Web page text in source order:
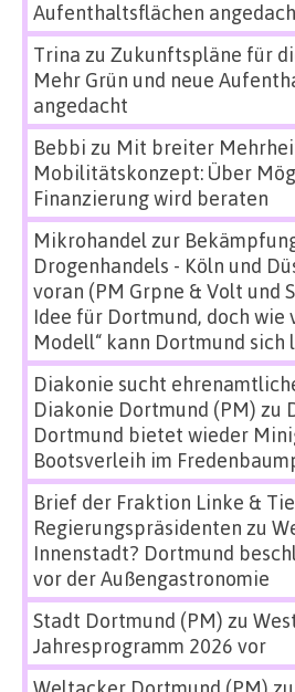
Aufenthaltsflächen
Trina zu Zukunftspläne für
Mehr Grün und neue
angedacht
Bebbi zu Mit breiter
Mobilitätskonzept: Über
Finanzierung wird beraten
Mikrohandel zur
Drogenhandels - Köln und
voran (PM Grpne & Volt und
Idee für Dortmund, doch wie
Modell“ kann Dortmund sich
Diakonie sucht
Diakonie Dortmund (PM) zu
Dortmund bietet wieder
Bootsverleih im
Brief der Fraktion Linke &
Regierungspräsidenten zu
Innenstadt? Dortmund
vor der Außengastronomie
Stadt Dortmund (PM) zu
Jahresprogramm 2026 vor